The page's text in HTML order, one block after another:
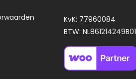
KvK: 77960084
BTW: NL861214249B01